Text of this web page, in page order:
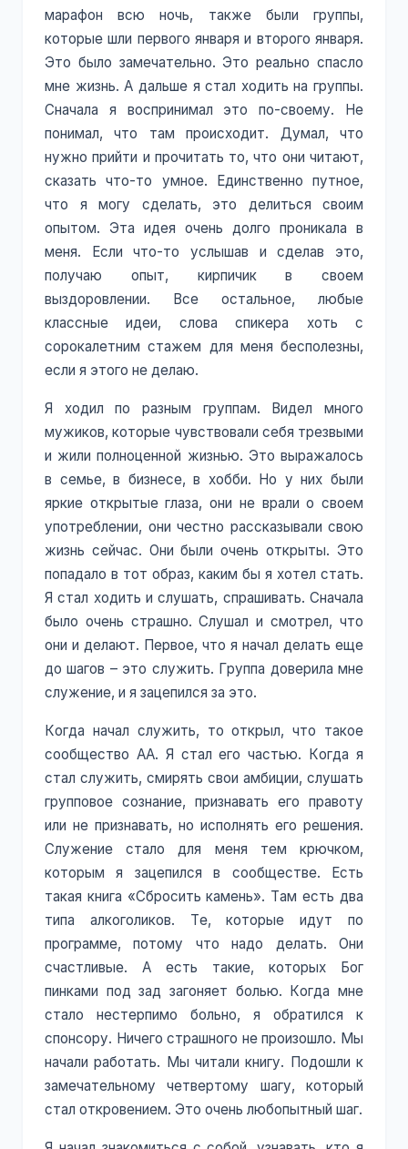
марафон всю ночь, также были группы,
которые шли первого января и второго января.
Это было замечательно. Это реально спасло
мне жизнь. А дальше я стал ходить на группы.
Сначала я воспринимал это по-своему. Не
понимал, что там происходит. Думал, что
нужно прийти и прочитать то, что они читают,
сказать что-то умное. Единственно путное,
что я могу сделать, это делиться своим
опытом. Эта идея очень долго проникала в
меня. Если что-то услышав и сделав это,
получаю опыт, кирпичик в своем
выздоровлении. Все остальное, любые
классные идеи, слова спикера хоть с
сорокалетним стажем для меня бесполезны,
если я этого не делаю.
Я ходил по разным группам. Видел много
мужиков, которые чувствовали себя трезвыми
и жили полноценной жизнью. Это выражалось
в семье, в бизнесе, в хобби. Но у них были
яркие открытые глаза, они не врали о своем
употреблении, они честно рассказывали свою
жизнь сейчас. Они были очень открыты. Это
попадало в тот образ, каким бы я хотел стать.
Я стал ходить и слушать, спрашивать. Сначала
было очень страшно. Слушал и смотрел, что
они и делают. Первое, что я начал делать еще
до шагов – это служить. Группа доверила мне
служение, и я зацепился за это.
Когда начал служить, то открыл, что такое
сообщество АА. Я стал его частью. Когда я
стал служить, смирять свои амбиции, слушать
групповое сознание, признавать его правоту
или не признавать, но исполнять его решения.
Служение стало для меня тем крючком,
которым я зацепился в сообществе. Есть
такая книга «Сбросить камень». Там есть два
типа алкоголиков. Те, которые идут по
программе, потому что надо делать. Они
счастливые. А есть такие, которых Бог
пинками под зад загоняет болью. Когда мне
стало нестерпимо больно, я обратился к
спонсору. Ничего страшного не произошло. Мы
начали работать. Мы читали книгу. Подошли к
замечательному четвертому шагу, который
стал откровением. Это очень любопытный шаг.